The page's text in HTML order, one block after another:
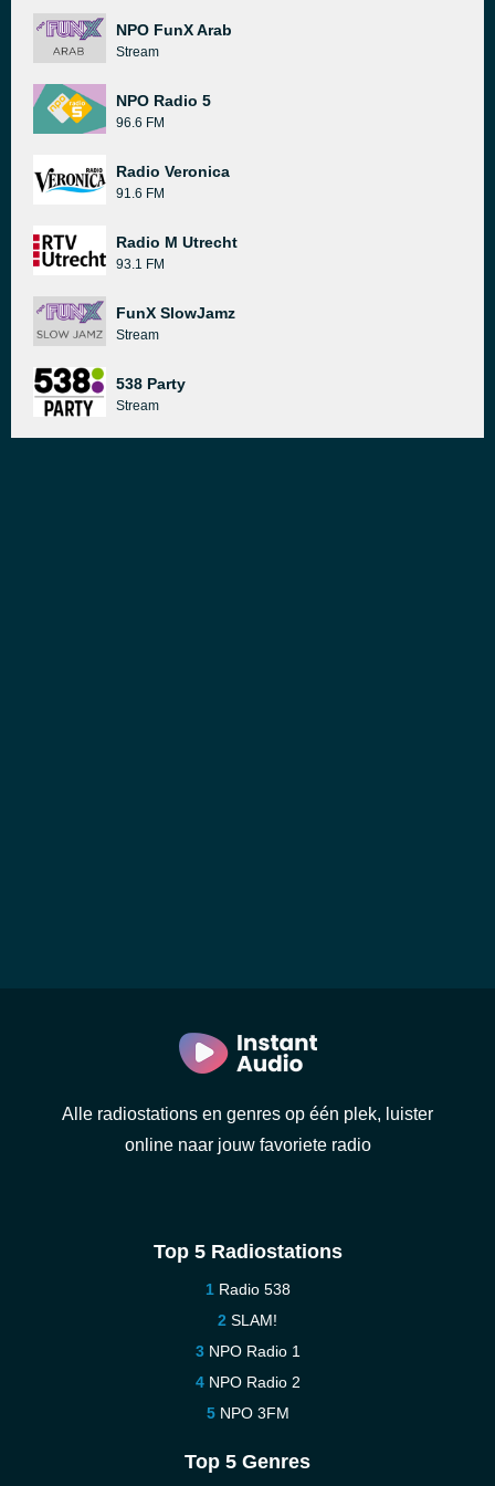
NPO FunX Arab
Stream
NPO Radio 5
96.6 FM
Radio Veronica
91.6 FM
Radio M Utrecht
93.1 FM
FunX SlowJamz
Stream
538 Party
Stream
Alle radiostations en genres op één plek, luister
online naar jouw favoriete radio
Top 5 Radiostations
Radio 538
SLAM!
NPO Radio 1
NPO Radio 2
NPO 3FM
Top 5 Genres